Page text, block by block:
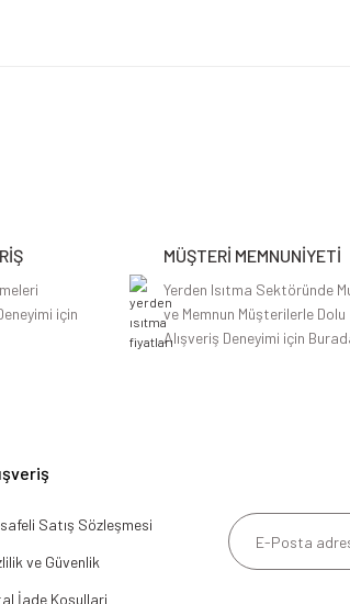
için
MÜŞTERİ MEMNUNİYETİ
Yerden Isıtma Sektöründe
ve Memnun Müşterilerle Dolu
Alışveriş Deneyimi için
Satış Sözleşmesi
ve Güvenlik
İade Koşullari